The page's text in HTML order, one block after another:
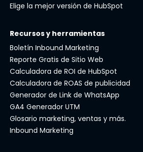
Elige la mejor versión de HubSpot
Recursos y herramientas
Boletín Inbound Marketing
Reporte Gratis de Sitio Web
Calculadora de ROI de HubSpot
Calculadora de ROAS de publicidad
Generador de Link de WhatsApp
GA4 Generador UTM
Glosario marketing, ventas y más.
Inbound Marketing